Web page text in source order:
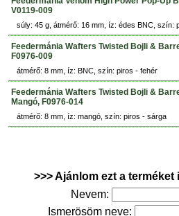
V0119-009
súly: 45 g, átmérő: 16 mm, íz: édes BNC, szín:
Feedermánia Wafters Twisted Bojli &
F0976-009
átmérő: 8 mm, íz: BNC, szín: piros - fehér
Feedermánia Wafters Twisted Bojli &
Mangó, F0976-014
átmérő: 8 mm, íz: mangó, szín: piros - sárga
>>> Ajánlom ezt a
Nevem:
Ismerösöm neve: